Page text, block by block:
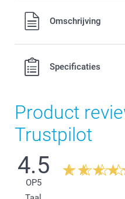
Alle prijzen zijn in EURO
verzendkosten.Omschrijving
Specificaties
Product
Trustpilot
4.5
OP5